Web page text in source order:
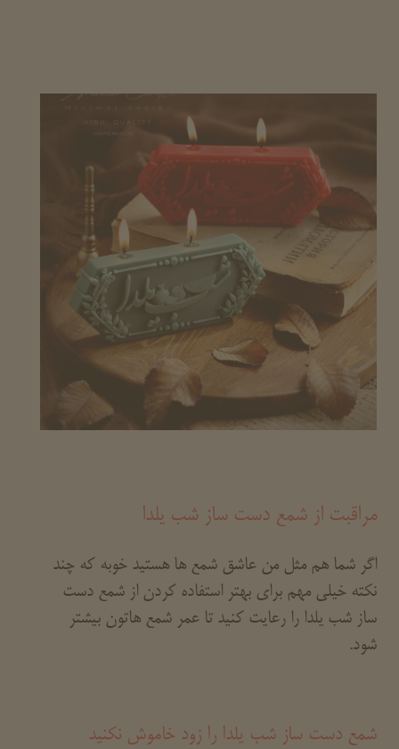
مراقبت از شمع دست ساز شب یلدا
اگر شما هم مثل من عاشق شمع ها هستید خوبه که چند
نکته خیلی مهم برای بهتر استفاده کردن از شمع دست
ساز شب یلدا را رعایت کنید تا عمر شمع هاتون بیشتر
شود.
شمع دست ساز شب یلدا را زود خاموش نکنید